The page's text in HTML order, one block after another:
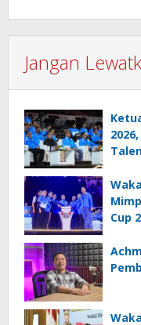
Jangan
Cup